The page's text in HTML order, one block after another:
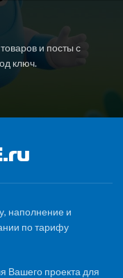
и посты с
ключ.
наполнение и
по тарифу
Вашего проекта для